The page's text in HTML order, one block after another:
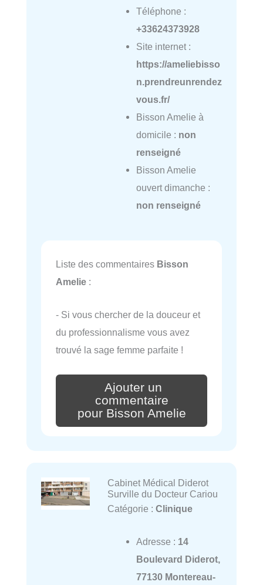
Téléphone :
+33624373928
Site internet :
https://ameliebisso
n.prendreunrendez
vous.fr/
Bisson Amelie à
domicile : non
renseigné
Bisson Amelie
ouvert dimanche :
non renseigné
Liste des commentaires Bisson
Amelie :
- Si vous chercher de la douceur et
du professionnalisme vous avez
trouvé la sage femme parfaite !
Ajouter un
commentaire
pour Bisson Amelie
Cabinet Médical Diderot
Surville du Docteur Cariou
Catégorie : Clinique
Adresse : 14
Boulevard Diderot,
77130 Montereau-